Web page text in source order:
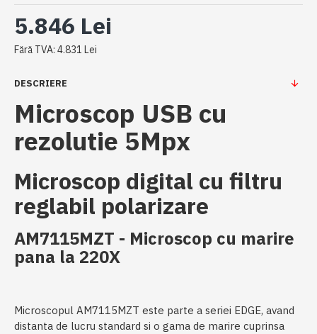
5.846 Lei
Fără TVA: 4.831 Lei
DESCRIERE
Microscop USB cu
rezolutie 5Mpx
Microscop digital cu filtru
reglabil polarizare
AM7115MZT - Microscop cu marire
pana la 220X
Microscopul AM7115MZT este parte a seriei EDGE, avand
distanta de lucru standard si o gama de marire cuprinsa